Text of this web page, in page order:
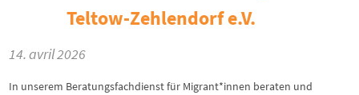
Teltow-Zehlendorf e.V.
14. avril 2026
In unserem Beratungsfachdienst für Migrant*innen beraten und